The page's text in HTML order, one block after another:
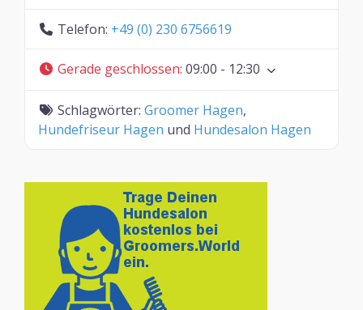
Telefon: +49 (0) 230 6756619
Gerade geschlossen: 09:00 - 12:30
Schlagwörter: Groomer Hagen,
Hundefriseur Hagen und Hundesalon Hagen